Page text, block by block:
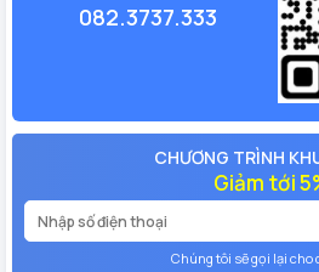
082.3737.333
CHƯƠNG TRÌNH
Giảm tới
Chúng tôi sẽ gọi lại cho